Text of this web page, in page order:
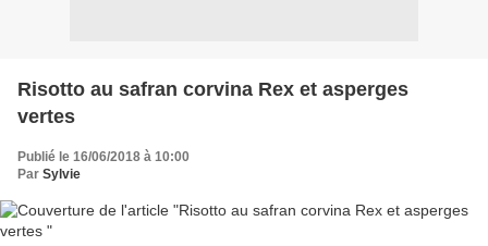
Risotto au safran corvina Rex et asperges
vertes
Publié le 16/06/2018 à 10:00
Par Sylvie